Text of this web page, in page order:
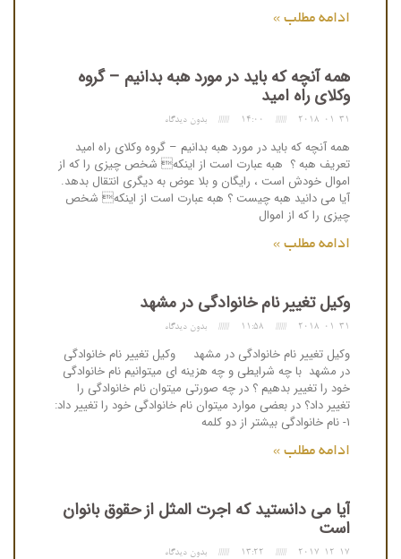
ادامه مطلب »
همه آنچه که باید در مورد هبه بدانیم – گروه
وکلای راه امید
2018-01-31 بدون دیدگاه
همه آنچه که باید در مورد هبه بدانیم – گروه وکلای راه امید
تعریف هبه ؟ هبه عبارت است از اینکه شخص چیزی را که از
اموال خودش است ، رایگان و بلا عوض به دیگری انتقال بدهد.
آیا می دانید هبه چیست ؟ هبه عبارت است از اینکه شخص
چیزی را که از اموال
ادامه مطلب »
وکیل تغییر نام خانوادگی در مشهد
2018-01-31 بدون دیدگاه
وکیل تغییر نام خانوادگی در مشهد وکیل تغییر نام خانوادگی
در مشهد با چه شرایطی و چه هزینه ای میتوانیم نام خانوادگی
خود را تغییر بدهیم ؟ در چه صورتی میتوان نام خانوادگی را
تغییر داد؟ در بعضی موارد میتوان نام خانوادگی خود را تغییر داد:
۱- نام خانوادگی بیشتر از دو کلمه
ادامه مطلب »
آیا می دانستید که اجرت المثل از حقوق بانوان
است
2017-12-17 بدون دیدگاه